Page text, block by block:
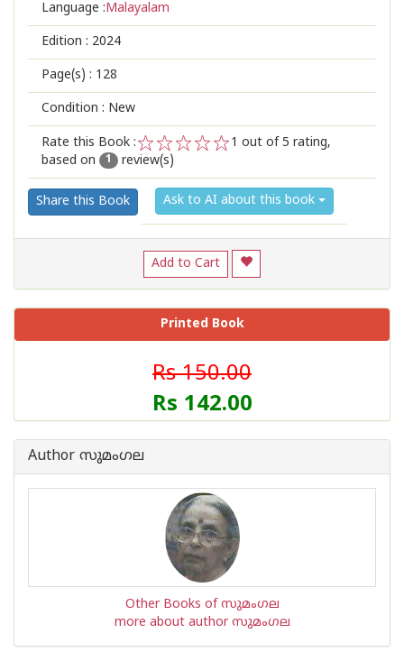
Language :Malayalam
Edition : 2024
Page(s) : 128
Condition : New
Rate this Book :
2
1
1 out of 5 rating,
based on
1 review(s)
Share this Book Ask to AI about this book
Add to Cart
Printed Book
Rs 150.00
Rs 142.00
Author സുമംഗല
Other Books of സുമംഗല
more about author സുമംഗല